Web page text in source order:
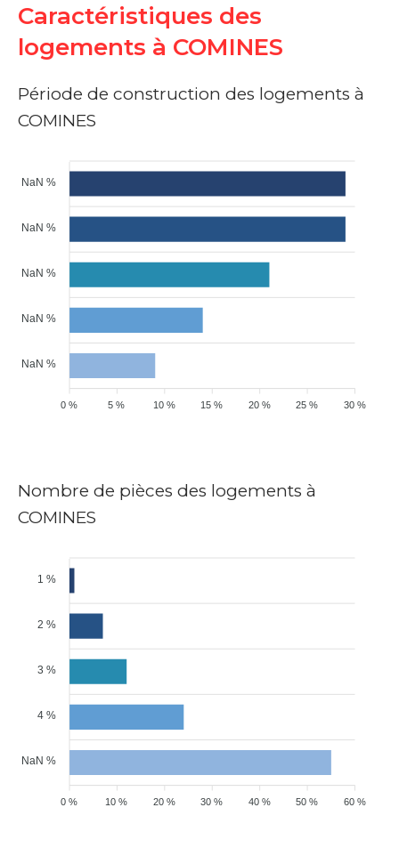
Caractéristiques des
logements à COMINES
Période de construction des logements à
COMINES
NaN %
NaN %
NaN %
NaN %
NaN %
30 %
25 %
20 %
15 %
10 %
5 %
0 %
Nombre de pièces des logements à
COMINES
1 %
2 %
3 %
4 %
NaN %
60 %
50 %
40 %
30 %
20 %
10 %
0 %